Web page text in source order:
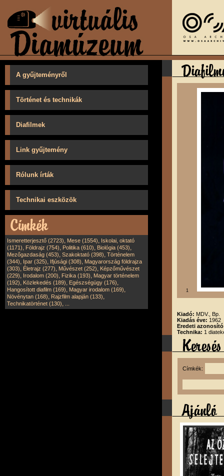
A gyűjteményről
Történet és technikák
Diafilmek
Link gyűjtemény
Rólunk írták
Technikai eszközök
Ismeretterjesztő (2723), Mese (1554), Iskolai, oktató
(1171), Földrajz (754), Politika (610), Biológia (453),
Mezőgazdaság (453), Szakoktató (398), Történelem
(344), Ipar (325), Ifjúsági (308), Magyarország földrajza
(303), Életrajz (277), Művészet (252), Képzőművészet
(229), Irodalom (200), Fizika (193), Magyar történelem
(192), Közlekedés (189), Egészségügy (176),
Hangosított diafilm (169), Magyar irodalom (169),
Növénytan (168), Rajzfilm alapján (133),
Technikatörténet (130),
1
Kiadó: MDV., Bp.
Kiadás éve: 1962
Eredeti
Technika: 1
Címkék: